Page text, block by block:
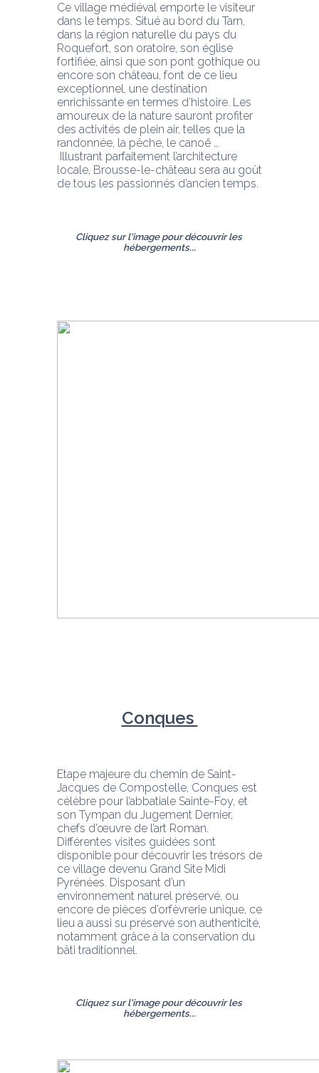
Ce village médiéval emporte le visiteur
dans le temps. Situé au bord du Tarn,
dans la région naturelle du pays du
Roquefort, son oratoire, son église
fortifiée, ainsi que son pont gothique ou
encore son château, font de ce lieu
exceptionnel, une destination
enrichissante en termes d’histoire. Les
amoureux de la nature sauront profiter
des activités de plein air, telles que la
randonnée, la pêche, le canoë …
locale, Brousse-le-château sera au goût
de tous les passionnés d’ancien temps.
Cliquez sur l'image pour découvrir les
hébergements...
Conques
Etape majeure du chemin de Saint-
Jacques de Compostelle, Conques est
célèbre pour l’abbatiale Sainte-Foy, et
son Tympan du Jugement Dernier,
chefs d’œuvre de l’art Roman.
Différentes visites guidées sont
disponible pour découvrir les trésors de
ce village devenu Grand Site Midi
Pyrénées. Disposant d’un
environnement naturel préservé, ou
encore de pièces d’orfèvrerie unique, ce
lieu a aussi su préservé son authenticité,
notamment grâce à la conservation du
bâti traditionnel.
Cliquez sur l'image pour découvrir les
hébergements...